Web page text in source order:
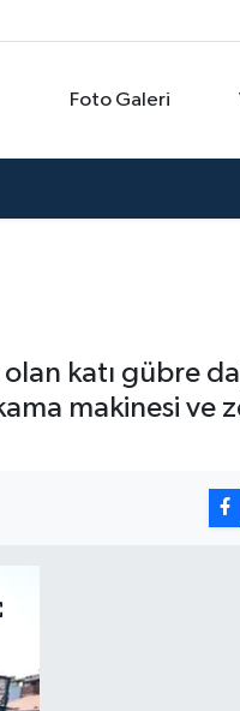
Foto Galeri
katı gübre
makinesi ve